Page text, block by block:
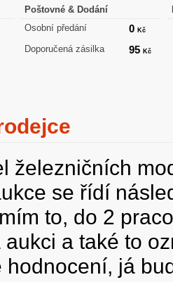
Poštovné & Dodání
Osobní předání
0 Kč
Doporučená zásilka 95 Kč
železničních
se řídí
to, do 2
a také to
hodnocení, já